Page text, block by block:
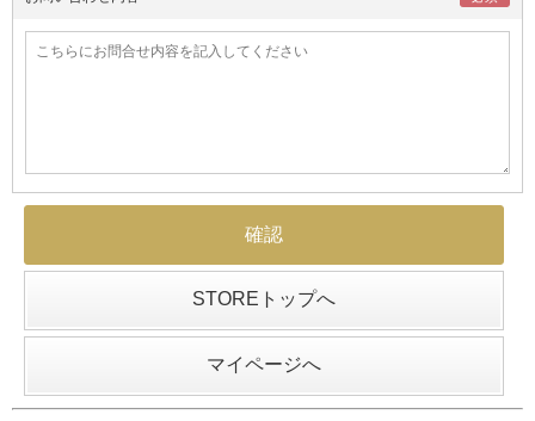
STOREトップへ
マイページへ